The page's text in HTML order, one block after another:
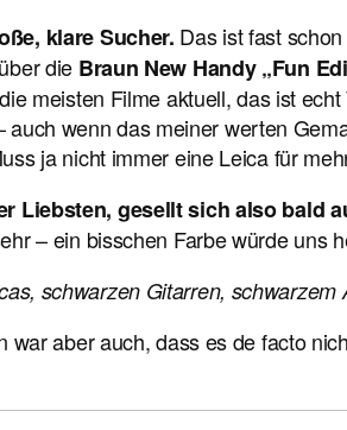
klare Sucher. Das ist fast
die Braun New Handy „Fun
meisten Filme aktuell, das ist
wenn das meiner werten
ja nicht immer eine Leica für
Liebsten, gesellt sich also bald
– ein bisschen Farbe würde uns
schwarzen Gitarren,
war aber auch, dass es de facto